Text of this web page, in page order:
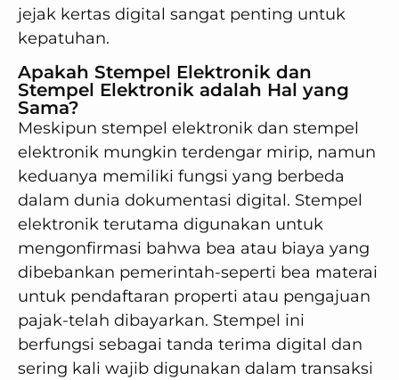
jejak kertas digital sangat penting untuk
kepatuhan.
Apakah Stempel Elektronik dan
Stempel Elektronik adalah Hal yang
Sama?
Meskipun stempel elektronik dan stempel
elektronik mungkin terdengar mirip, namun
keduanya memiliki fungsi yang berbeda
dalam dunia dokumentasi digital. Stempel
elektronik terutama digunakan untuk
mengonfirmasi bahwa bea atau biaya yang
dibebankan pemerintah-seperti bea materai
untuk pendaftaran properti atau pengajuan
pajak-telah dibayarkan. Stempel ini
berfungsi sebagai tanda terima digital dan
sering kali wajib digunakan dalam transaksi